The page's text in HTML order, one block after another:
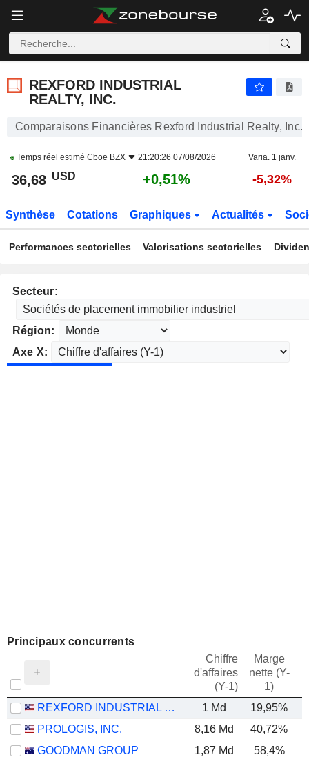
+0,51%
REXFORD INDUSTRIAL
REALTY, INC.
Comparaisons Financières Rexford Industrial Realty, Inc.
Temps réel estimé Cboe BZX 21:20:26 07/08/2026 Varia. 1 janv.
36,68 USD +0,51% -5,32%
Synthèse Cotations Graphiques Actualités
Performances sectorielles Valorisations sectorielles
Secteur:
Région:
Axe X:
Principaux concurrents
Chiffre
d'affaires
(Y-1)
Marge
nette (Y-
1)
REXFORD INDUSTRIAL REALTY, INC. 1 Md 19,95%
PROLOGIS, INC.
8,16 Md 40,72%
GOODMAN GROUP
1,87 Md 58,4%